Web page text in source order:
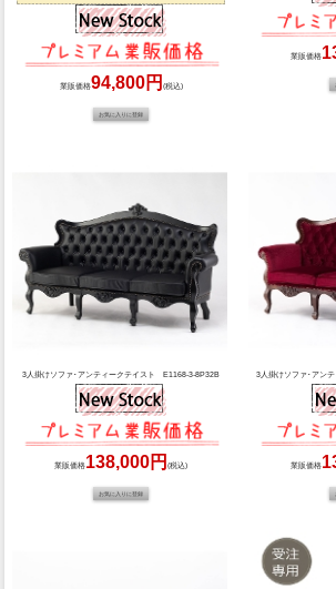
業販価格94,800円 (税込)
業販価格
3人掛けソファ･アンティークテイスト E1168-3-8P32B
業販価格138,000円(税込)
3人掛けソファ･アン
業販価格